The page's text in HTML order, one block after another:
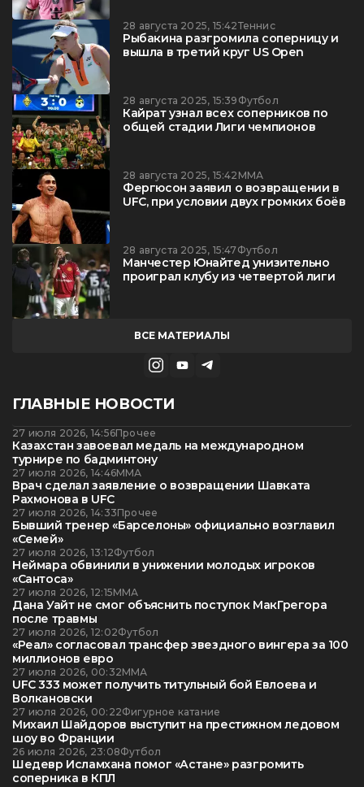
28 августа 2025, 15:42Теннис
Рыбакина разгромила соперницу и
вышла в третий круг US Open
28 августа 2025, 15:39 Футбол
Кайрат узнал всех соперников по
общей стадии Лиги чемпионов
28 августа 2025, 15:42 ММА
Фергюсон заявил о возвращении в
UFC, при условии двух громких боёв
28 августа 2025, 15:47Футбол
Манчестер Юнайтед унизительно
проиграл клубу из четвертой лиги
ВСЕ МАТЕРИАЛЫ
ГЛАВНЫЕ НОВОСТИ
27 июля 2026, 14:56Прочее
Казахстан завоевал медаль на международном
турнире по бадминтону
27 июля 2026, 14:46ММА
Врач сделал заявление о возвращении Шавката
Рахмонова в UFC
27 июля 2026, 14:33Прочее
Бывший тренер «Барселоны» официально возглавил
«Семей»
27 июля 2026, 13:12Футбол
Неймара обвинили в унижении молодых игроков
«Сантоса»
27 июля 2026, 12:15ММА
Дана Уайт не смог объяснить поступок МакГрегора
после травмы
27 июля 2026, 12:02Футбол
«Реал» согласовал трансфер звездного вингера за 100
миллионов евро
27 июля 2026, 00:32ММА
UFC 333 может получить титульный бой Евлоева и
Волкановски
27 июля 2026, 00:22Фигурное катание
Михаил Шайдоров выступит на престижном ледовом
шоу во Франции
26 июля 2026, 23:08Футбол
Шедевр Исламхана помог «Астане» разгромить
соперника в КПЛ